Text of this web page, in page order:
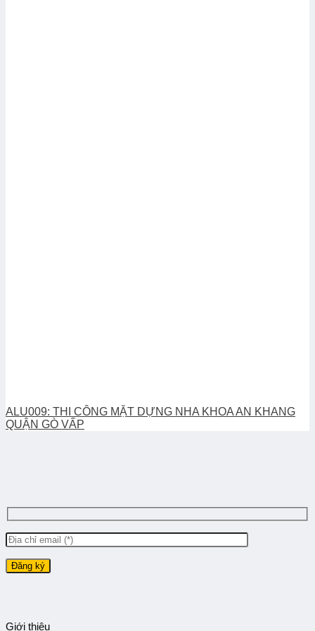
ALU009: THI CÔNG MẶT DỰNG NHA KHOA AN KHANG
QUẬN GÒ VẤP
Giới thiệu